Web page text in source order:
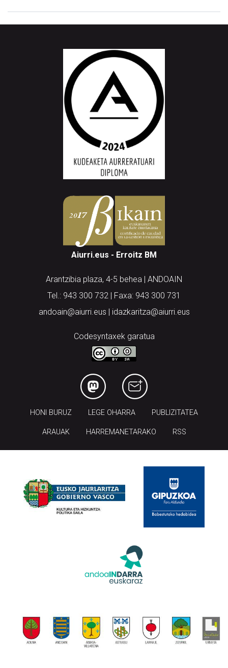
Aiurri.eus - Erroitz BM
Arantzibia plaza, 4-5 behea | ANDOAIN
Tel.: 943 300 732 | Faxa: 943 300 731
andoain@aiurri.eus | idazkaritza@aiurri.eus
Codesyntaxek garatua
HONI BURUZ LEGE OHARRA PUBLIZITATEA
ARAUAK HARREMANETARAKO RSS